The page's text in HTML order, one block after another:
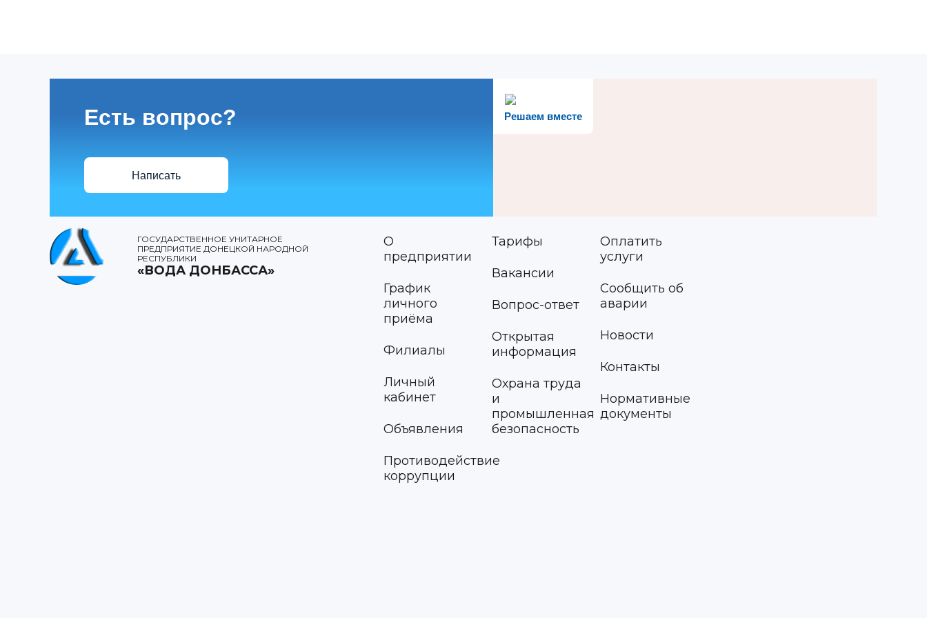
Решаем вместе
Есть вопрос?
Написать
ГОСУДАРСТВЕННОЕ УНИТАРНОЕ
ПРЕДПРИЯТИЕ ДОНЕЦКОЙ НАРОДНОЙ
РЕСПУБЛИКИ
«ВОДА ДОНБАССА»
О
предприятии
График
личного
приёма
Филиалы
Личный
кабинет
Объявления
Противодействие
коррупции
Тарифы
Вакансии
Вопрос-ответ
Открытая
информация
Охрана труда
и
промышленная
безопасность
Оплатить
услуги
Сообщить об
аварии
Новости
Контакты
Нормативные
документы